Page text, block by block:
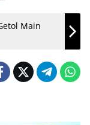
Main